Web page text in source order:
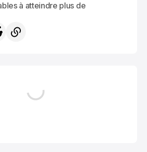
à atteindre plus de